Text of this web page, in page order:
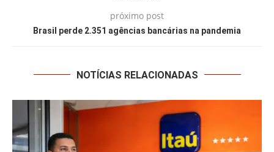
próximo post
Brasil perde 2.351 agências bancárias na pandemia
NOTÍCIAS RELACIONADAS